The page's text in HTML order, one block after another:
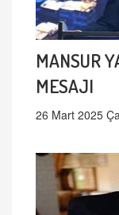
MANSUR
MESAJI
26 Mart 2025